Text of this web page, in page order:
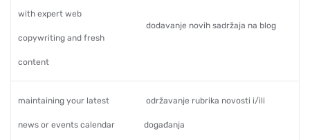
with expert web
copywriting and fresh
content
dodavanje novih sadržaja na blog
maintaining your latest
news or events calendar
održavanje rubrika novosti i/ili
događanja